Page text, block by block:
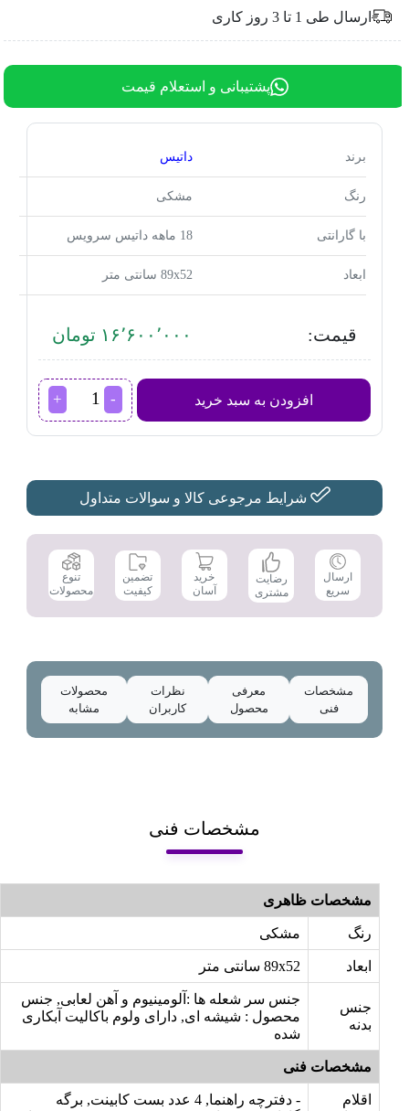
ارسال طی 1 تا 3 روز کاری
پشتیبانی و استعلام قیمت
برند داتیس
رنگ مشکی
با گارانتی 18 ماهه داتیس سرویس
ابعاد 89x52 سانتی متر
قیمت: ۱۶٬۶۰۰٬۰۰۰ تومان
افزودن به سبد خرید
اجاق
گاز
عدد
شرایط مرجوعی کالا و سوالات متداول
ارسال
سریع
رضایت
مشتری
خرید
آسان
تضمین
کیفیت
تنوع
محصولات
مشخصات
فنی
معرفی
محصول
نظرات
کاربران
محصولات
مشابه
مشخصات فنی
مشخصات ظاهری
رنگ مشکی
ابعاد 89x52 سانتی متر
جنس
بدنه
جنس سر شعله ها :آلومینیوم و آهن لعابی, جنس
محصول : شیشه ای, دارای ولوم باکالیت آبکاری
شده
مشخصات فنی
اقلام
- دفترچه راهنما, 4 عدد بست کابینت, برگه